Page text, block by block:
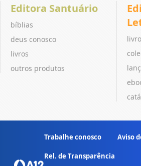
Editora Santuário
bíblias
deus conosco
livros
outros produtos
Trabalhe conosco Aviso
Rel. de Transparência